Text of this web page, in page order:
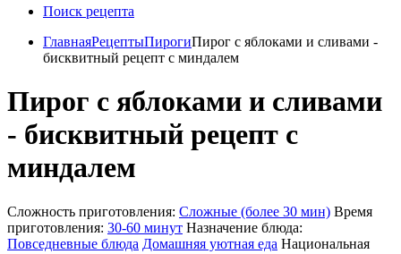
Поиск рецепта
ГлавнаяРецептыПирогиПирог с яблоками и сливами -
бисквитный рецепт с миндалем
Пирог с яблоками и сливами
- бисквитный рецепт с
миндалем
Сложность приготовления: Сложные (более 30 мин) Время
приготовления: 30-60 минут Назначение блюда:
Повседневные блюда Домашняя уютная еда Национальная